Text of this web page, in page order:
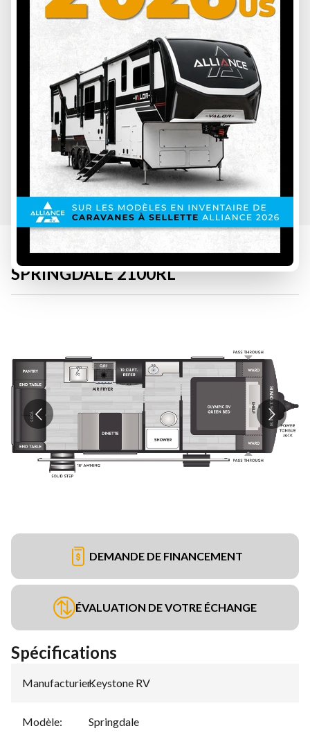
SPÉCIFICATIONS
KEYSTONE RV 2026
SPRINGDALE 2100RL
DEMANDE DE FINANCEMENT
ÉVALUATION DE VOTRE ÉCHANGE
Spécifications
Manufacturier:
Keystone RV
Modèle: Springdale